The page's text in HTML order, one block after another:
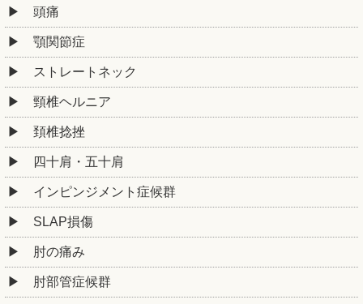
頭痛
顎関節症
ストレートネック
頸椎ヘルニア
頚椎捻挫
四十肩・五十肩
インピンジメント症候群
SLAP損傷
肘の痛み
肘部管症候群